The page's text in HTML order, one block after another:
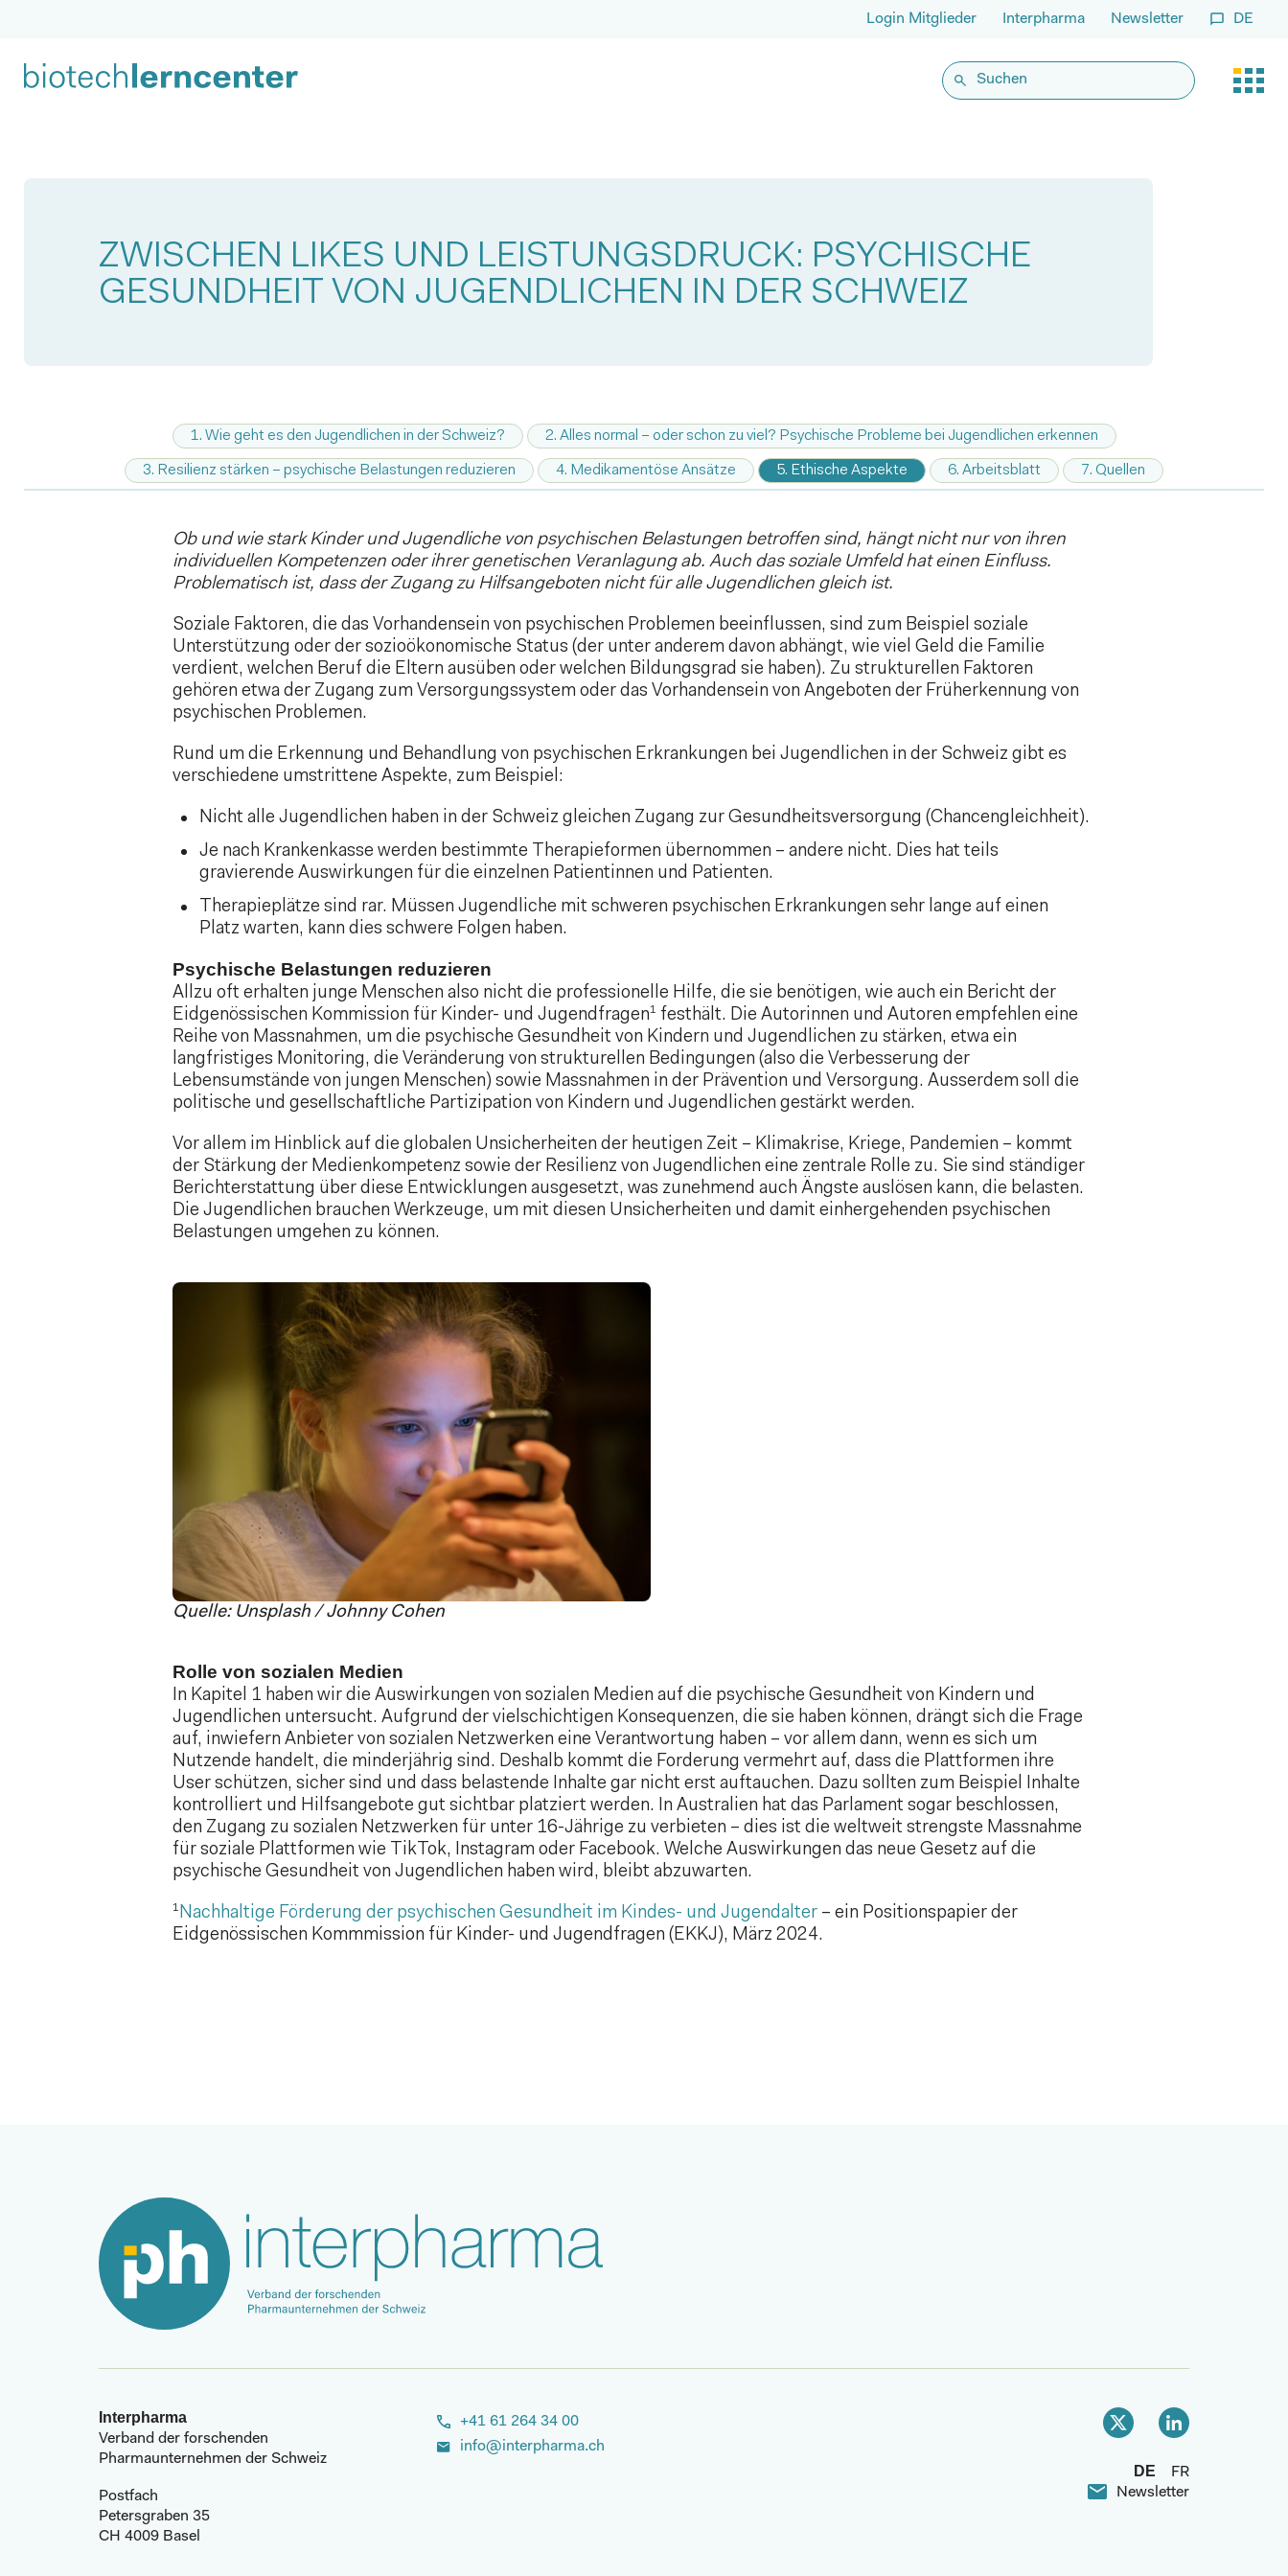
Login Mitglieder Interpharma Newsletter DE
ZWISCHEN LIKES UND LEISTUNGSDRUCK: PSYCHISCHE
GESUNDHEIT VON JUGENDLICHEN IN DER SCHWEIZ
1. Wie geht es den Jugendlichen in der Schweiz? 2. Alles normal – oder schon zu viel? Psychische Probleme bei Jugendlichen erkennen
3. Resilienz stärken – psychische Belastungen reduzieren 4. Medikamentöse Ansätze 5. Ethische Aspekte 6. Arbeitsblatt 7. Quellen
Ob und wie stark Kinder und Jugendliche von psychischen Belastungen betroffen sind, hängt nicht nur von ihren
individuellen Kompetenzen oder ihrer genetischen Veranlagung ab. Auch das soziale Umfeld hat einen Einfluss.
Problematisch ist, dass der Zugang zu Hilfsangeboten nicht für alle Jugendlichen gleich ist.
Soziale Faktoren, die das Vorhandensein von psychischen Problemen beeinflussen, sind zum Beispiel soziale
Unterstützung oder der sozioökonomische Status (der unter anderem davon abhängt, wie viel Geld die Familie
verdient, welchen Beruf die Eltern ausüben oder welchen Bildungsgrad sie haben). Zu strukturellen Faktoren
gehören etwa der Zugang zum Versorgungssystem oder das Vorhandensein von Angeboten der Früherkennung von
psychischen Problemen.
Rund um die Erkennung und Behandlung von psychischen Erkrankungen bei Jugendlichen in der Schweiz gibt es
verschiedene umstrittene Aspekte, zum Beispiel:
Nicht alle Jugendlichen haben in der Schweiz gleichen Zugang zur Gesundheitsversorgung (Chancengleichheit).
Je nach Krankenkasse werden bestimmte Therapieformen übernommen – andere nicht. Dies hat teils
gravierende Auswirkungen für die einzelnen Patientinnen und Patienten.
Therapieplätze sind rar. Müssen Jugendliche mit schweren psychischen Erkrankungen sehr lange auf einen
Platz warten, kann dies schwere Folgen haben.
Psychische Belastungen reduzieren
Allzu oft erhalten junge Menschen also nicht die professionelle Hilfe, die sie benötigen, wie auch ein Bericht der
Eidgenössischen Kommission für Kinder- und Jugendfragen1 festhält. Die Autorinnen und Autoren empfehlen eine
Reihe von Massnahmen, um die psychische Gesundheit von Kindern und Jugendlichen zu stärken, etwa ein
langfristiges Monitoring, die Veränderung von strukturellen Bedingungen (also die Verbesserung der
Lebensumstände von jungen Menschen) sowie Massnahmen in der Prävention und Versorgung. Ausserdem soll die
politische und gesellschaftliche Partizipation von Kindern und Jugendlichen gestärkt werden.
Vor allem im Hinblick auf die globalen Unsicherheiten der heutigen Zeit – Klimakrise, Kriege, Pandemien – kommt
der Stärkung der Medienkompetenz sowie der Resilienz von Jugendlichen eine zentrale Rolle zu. Sie sind ständiger
Berichterstattung über diese Entwicklungen ausgesetzt, was zunehmend auch Ängste auslösen kann, die belasten.
Die Jugendlichen brauchen Werkzeuge, um mit diesen Unsicherheiten und damit einhergehenden psychischen
Belastungen umgehen zu können.
Quelle: Unsplash / Johnny Cohen
Rolle von sozialen Medien
In Kapitel 1 haben wir die Auswirkungen von sozialen Medien auf die psychische Gesundheit von Kindern und
Jugendlichen untersucht. Aufgrund der vielschichtigen Konsequenzen, die sie haben können, drängt sich die Frage
auf, inwiefern Anbieter von sozialen Netzwerken eine Verantwortung haben – vor allem dann, wenn es sich um
Nutzende handelt, die minderjährig sind. Deshalb kommt die Forderung vermehrt auf, dass die Plattformen ihre
User schützen, sicher sind und dass belastende Inhalte gar nicht erst auftauchen. Dazu sollten zum Beispiel Inhalte
kontrolliert und Hilfsangebote gut sichtbar platziert werden. In Australien hat das Parlament sogar beschlossen,
den Zugang zu sozialen Netzwerken für unter 16-Jährige zu verbieten – dies ist die weltweit strengste Massnahme
für soziale Plattformen wie TikTok, Instagram oder Facebook. Welche Auswirkungen das neue Gesetz auf die
psychische Gesundheit von Jugendlichen haben wird, bleibt abzuwarten.
1Nachhaltige Förderung der psychischen Gesundheit im Kindes- und Jugendalter – ein Positionspapier der
Eidgenössischen Kommmission für Kinder- und Jugendfragen (EKKJ), März 2024.
Interpharma
Verband der forschenden
Pharmaunternehmen der Schweiz
Postfach
Petersgraben 35
CH 4009 Basel
+41 61 264 34 00
info@interpharma.ch
DE
FR
Newsletter